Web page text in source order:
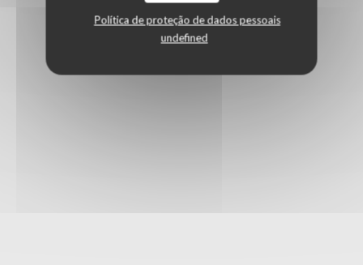
Política de proteção de dados pessoais
undefined